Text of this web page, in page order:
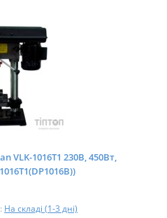
VLK-1016T1 230В, 450Вт,
На складі (1-3 дні)